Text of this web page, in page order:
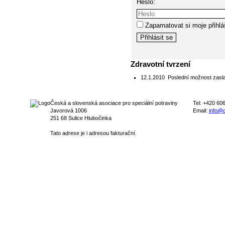
Heslo:
Zapamatovat si moje
Zdravotní tvrzení
12.1.2010 Poslední možnost
Česká a slovenská asociace pro speciální potraviny
Javorová 1006
251 68 Sulice Hlubočinka
Tato adrese je i adresou fakturační.
Tel: +420
Email: